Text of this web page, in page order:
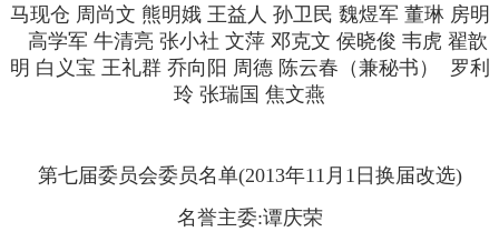
马现仓 周尚文 熊明娥 王益人 孙卫民 魏煜军 董琳 房明
高学军 牛清亮 张小社 文萍 邓克文 侯晓俊 韦虎 翟歆
明 白义宝 王礼群 乔向阳 周德 陈云春（兼秘书） 罗利
玲 张瑞国 焦文燕
第七届委员会委员名单(2013年11月1日换届改选)
名誉主委:谭庆荣